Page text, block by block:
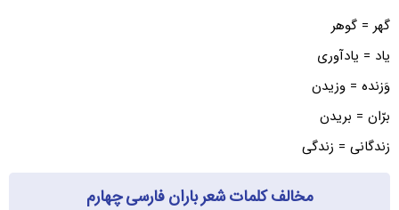
گهر = گوهر
یاد = یادآوری
وَزنده = وزیدن
برّان = بریدن
زندگانی = زندگی
مخالف کلمات شعر باران فارسی چهارم